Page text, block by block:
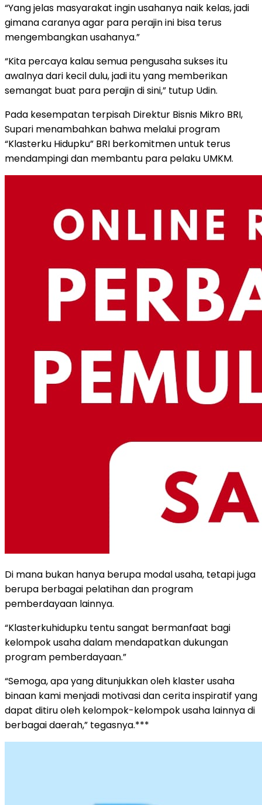
“Yang jelas masyarakat ingin usahanya naik kelas, jadi
gimana caranya agar para perajin ini bisa terus
mengembangkan usahanya.”
“Kita percaya kalau semua pengusaha sukses itu
awalnya dari kecil dulu, jadi itu yang memberikan
semangat buat para perajin di sini,” tutup Udin.
Pada kesempatan terpisah Direktur Bisnis Mikro BRI,
Supari menambahkan bahwa melalui program
“Klasterku Hidupku” BRI berkomitmen untuk terus
mendampingi dan membantu para pelaku UMKM.
Di mana bukan hanya berupa modal usaha, tetapi juga
berupa berbagai pelatihan dan program
pemberdayaan lainnya.
“Klasterkuhidupku tentu sangat bermanfaat bagi
kelompok usaha dalam mendapatkan dukungan
program pemberdayaan.”
“Semoga, apa yang ditunjukkan oleh klaster usaha
binaan kami menjadi motivasi dan cerita inspiratif yang
dapat ditiru oleh kelompok-kelompok usaha lainnya di
berbagai daerah,” tegasnya.***